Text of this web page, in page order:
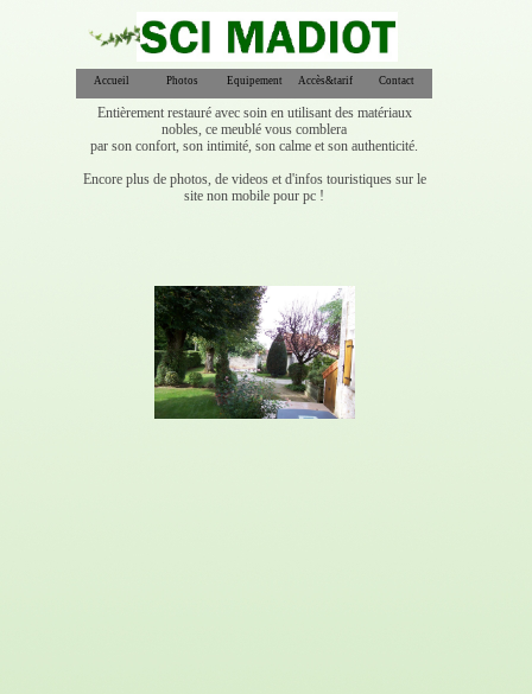
Entièrement restauré avec soin en utilisant des matériaux
nobles, ce meublé vous comblera
par son confort, son intimité, son calme et son authenticité.
Encore plus de photos, de videos et d'infos touristiques sur le
site non mobile pour pc !
Accueil Photos Equipement Accès&tarif Contact